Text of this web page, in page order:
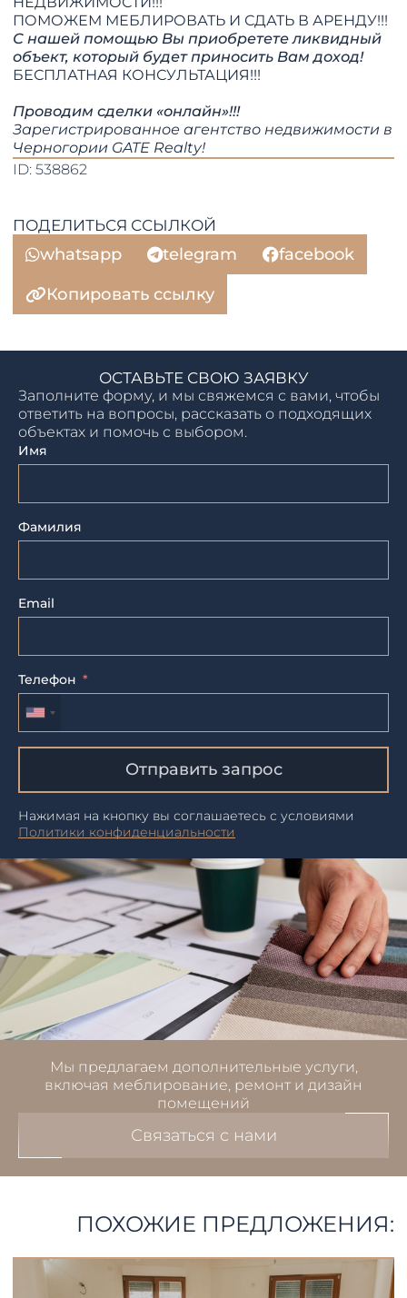
​​​​​​​ПОМОЖЕМ МЕБЛИРОВАТЬ И СДАТЬ В АРЕНДУ!!!
С нашей помощью Вы приобретете ликвидный
объект, который будет приносить Вам доход!
БЕСПЛАТНАЯ КОНСУЛЬТАЦИЯ!!!
Проводим сделки «онлайн»!!!
Зарегистрированное агентство недвижимости в
Черногории GATE Realty!
ID: 538862
ПОДЕЛИТЬСЯ ССЫЛКОЙ
whatsapp telegram
facebook
Копировать ссылку
ОСТАВЬТЕ СВОЮ ЗАЯВКУ
Заполните форму, и мы свяжемся с вами, чтобы
ответить на вопросы, рассказать о подходящих
объектах и помочь с выбором.
Имя
Фамилия
Email
Телефон
Отправить запрос
Нажимая на кнопку вы соглашаетесь с условиями
Политики конфиденциальности
Мы предлагаем дополнительные услуги,
включая меблирование, ремонт и дизайн
помещений
Связаться с нами
ПОХОЖИЕ ПРЕДЛОЖЕНИЯ: